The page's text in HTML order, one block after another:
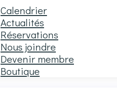
Calendrier
Actualités
Réservations
Nous joindre
Devenir membre
Boutique